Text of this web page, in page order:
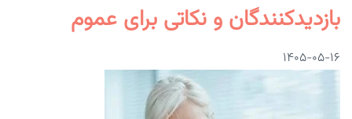
بازدیدکنندگان و نکاتی برای عموم
۱۴۰۵-۰۵-۱۶